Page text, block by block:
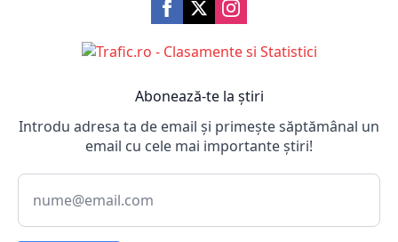
Abonează-te la știri
Introdu adresa ta de email și primește săptămânal un
email cu cele mai importante știri!